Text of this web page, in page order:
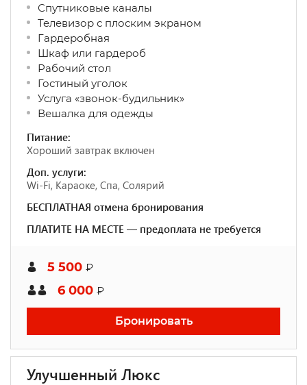
Спутниковые каналы
Телевизор с плоским экраном
Гардеробная
Шкаф или гардероб
Рабочий стол
Гостиный уголок
Услуга «звонок-будильник»
Вешалка для одежды
Питание:
Хороший завтрак включен
Доп. услуги:
Wi-Fi, Караоке, Спа, Солярий
БЕСПЛАТНАЯ отмена бронирования
ПЛАТИТЕ НА МЕСТЕ — предоплата не требуется
5 500 ₽
6 000 ₽
Бронировать
Улучшенный Люкс